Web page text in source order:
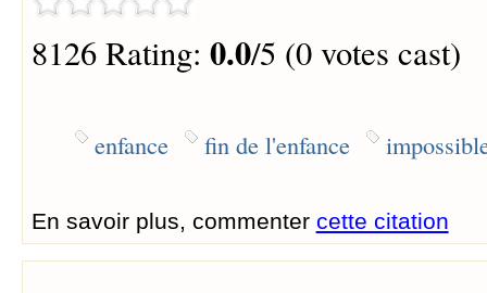
8126 Rating: 0.0/5 (0 votes cast)
enfance fin de l'enfance
En savoir plus, commenter cette citation